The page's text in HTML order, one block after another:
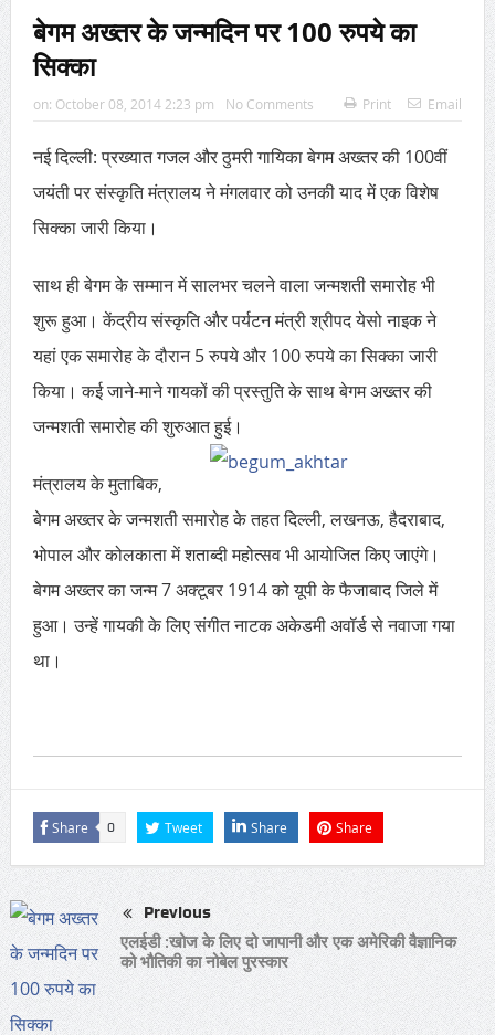
बेगम अख्तर के जन्मदिन पर 100 रुपये का
सिक्का
on: October 08, 2014 2:23 pm No Comments Print Email
नई दिल्ली: प्रख्यात गजल और ठुमरी गायिका बेगम अख्तर की 100वीं
जयंती पर संस्कृति मंत्रालय ने मंगलवार को उनकी याद में एक विशेष
सिक्का जारी किया।
साथ ही बेगम के सम्मान में सालभर चलने वाला जन्मशती समारोह भी
शुरू हुआ। केंद्रीय संस्कृति और पर्यटन मंत्री श्रीपद येसो नाइक ने
यहां एक समारोह के दौरान 5 रुपये और 100 रुपये का सिक्का जारी
किया। कई जाने-माने गायकों की प्रस्तुति के साथ बेगम अख्तर की
जन्मशती समारोह की शुरुआत हुई।
मंत्रालय के मुताबिक,
बेगम अख्तर के जन्मशती समारोह के तहत दिल्ली, लखनऊ, हैदराबाद,
भोपाल और कोलकाता में शताब्दी महोत्सव भी आयोजित किए जाएंगे।
बेगम अख्तर का जन्म 7 अक्टूबर 1914 को यूपी के फैजाबाद जिले में
हुआ। उन्हें गायकी के लिए संगीत नाटक अकेडमी अवॉर्ड से नवाजा गया
था।
Share 0 Tweet Share Share
Previous
एलईडी :खोज के लिए दो जापानी और एक अमेरिकी वैज्ञानिक
को भौतिकी का नोबेल पुरस्कार